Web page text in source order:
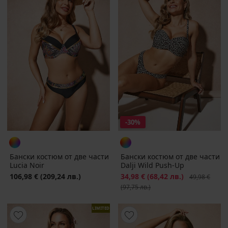
Бански костюм от две части
Lucia Noir
106,98 € (209,24 лв.)
-30%
Бански костюм от две части
Dalji Wild Push-Up
Намаление
34,98 € (68,42 лв.)
49,98 €
(97,75 лв.)
LIMITED